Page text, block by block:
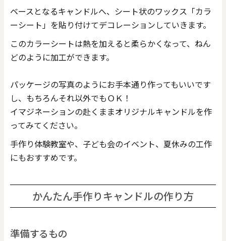
ベースとなるキャンドルへ、シート状のワックス「カラ
ーシート」を貼り付けてデコレーションしていきます。
このカラーシートは熱を加えると柔らかくなって、ねん
どのように加工ができます。
パッケージの写真のようにお手本通り作ってもいいです
し、もちろんそれ以外でもＯＫ！
イマジネーションの赴くままオリジナルキャンドルを作
ってみてください。
手作り体験教室や、子ども会のイベント、夏休みの工作
にもおすすめです。
かんたん手作りキャンドルの作り方
準備するもの